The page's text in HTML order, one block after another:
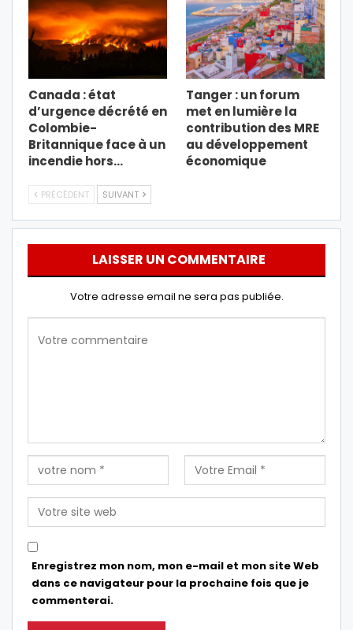
Canada : état
d’urgence décrété en
Colombie-
Britannique face à un
incendie hors…
Tanger : un forum
met en lumière la
contribution des MRE
au développement
économique
PRÉCÉDENT SUIVANT
LAISSER UN COMMENTAIRE
Votre adresse email ne sera pas publiée.
Enregistrez mon nom, mon e-mail et mon site Web
dans ce navigateur pour la prochaine fois que je
commenterai.